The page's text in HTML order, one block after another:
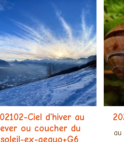
Ciel d'hiver au
ou coucher du
soleil-ex-aequo+G6
au